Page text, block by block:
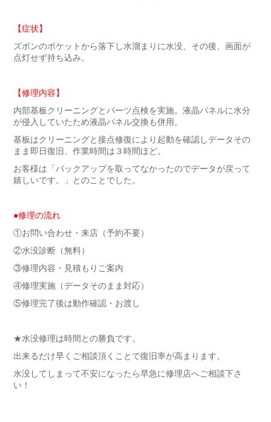
【症状】
ズボンのポケットから落下し水溜まりに水没、その後、画面が
点灯せず持ち込み。
【修理内容】
内部基板クリーニングとパーツ点検を実施。液晶パネルに水分
が侵入していたため液晶パネル交換も併用。
基板はクリーニングと接点修復により起動を確認しデータその
まま即日復旧、作業時間は３時間ほど。
お客様は「バックアップを取ってなかったのでデータが戻って
嬉しいです。」とのことでした。
●修理の流れ
①お問い合わせ・来店（予約不要）
②水没診断（無料）
③修理内容・見積もりご案内
④修理実施（データそのまま対応）
⑤修理完了後は動作確認・お渡し
★水没修理は時間との勝負です。
出来るだけ早くご相談頂くことで復旧率が高まります。
水没してしまって不安になったら早急に修理店へご相談下さ
い！